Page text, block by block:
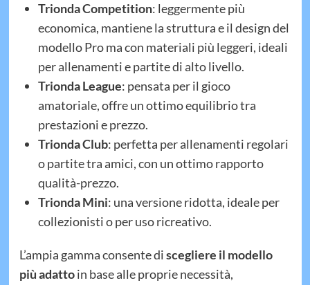
Trionda Competition: leggermente più
economica, mantiene la struttura e il design del
modello Pro ma con materiali più leggeri, ideali
per allenamenti e partite di alto livello.
Trionda League: pensata per il gioco
amatoriale, offre un ottimo equilibrio tra
prestazioni e prezzo.
Trionda Club: perfetta per allenamenti regolari
o partite tra amici, con un ottimo rapporto
qualità-prezzo.
Trionda Mini: una versione ridotta, ideale per
collezionisti o per uso ricreativo.
L’ampia gamma consente discegliere il modello
più adattoin base alle proprie necessità,